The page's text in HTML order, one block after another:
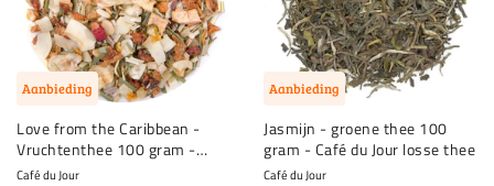
Aanbieding
Love from the Caribbean -
Vruchtenthee 100 gram -
Café du Jour losse thee
Café du Jour
Aanbieding
Jasmijn - groene thee 100
gram - Café du Jour losse thee
Café du Jour